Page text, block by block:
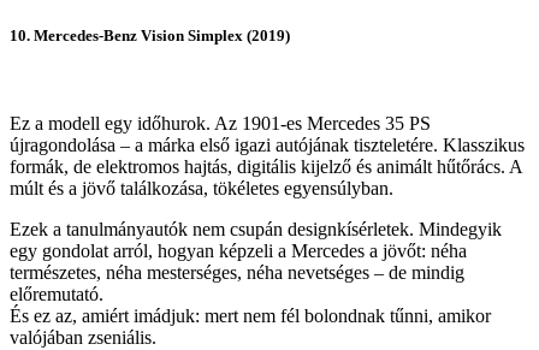
10. Mercedes-Benz Vision Simplex (2019)
Ez a modell egy időhurok. Az 1901-es Mercedes 35 PS
újragondolása – a márka első igazi autójának tiszteletére. Klasszikus
formák, de elektromos hajtás, digitális kijelző és animált hűtőrács. A
múlt és a jövő találkozása, tökéletes egyensúlyban.
Ezek a tanulmányautók nem csupán designkísérletek. Mindegyik
egy gondolat arról, hogyan képzeli a Mercedes a jövőt: néha
természetes, néha mesterséges, néha nevetséges – de mindig
előremutató.
És ez az, amiért imádjuk: mert nem fél bolondnak tűnni, amikor
valójában zseniális.